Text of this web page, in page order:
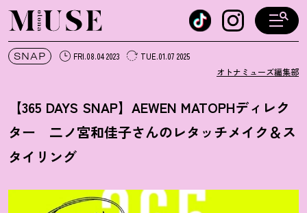
オトナミューズ ウェブ
SNAP FRI.08.04 2023 TUE.01.07 2025
オトナミューズ編集部
【365 DAYS SNAP】AEWEN MATOPHディレク
ター 二ノ宮和佳子さんのレタッチメイク＆ス
タイリング